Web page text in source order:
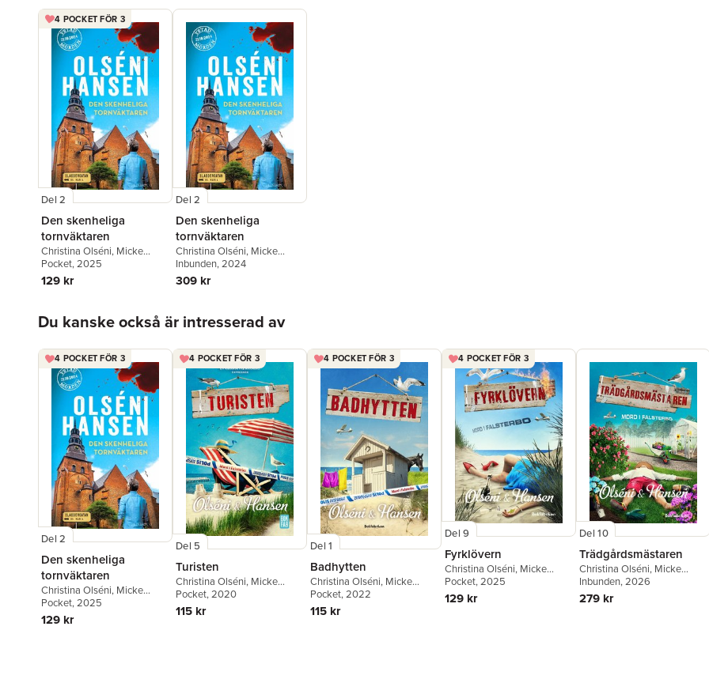
4 POCKET FÖR 3
Del 2
Den skenheliga
tornväktaren
Christina Olséni, Micke
Hansen
Pocket, 2025
129 kr
Del 2
Den skenheliga
tornväktaren
Christina Olséni, Micke
Hansen
Inbunden, 2024
309 kr
Du kanske också är intresserad av
4 POCKET FÖR 3
Del 2
Den skenheliga
tornväktaren
Christina Olséni, Micke
Hansen
Pocket, 2025
129 kr
4 POCKET FÖR 3
Del 5
Turisten
Christina Olséni, Micke
Hansen
Pocket, 2020
115 kr
4 POCKET FÖR 3
Del 1
Badhytten
Christina Olséni, Micke
Hansen
Pocket, 2022
115 kr
4 POCKET FÖR 3
Del 9
Fyrklövern
Christina Olséni, Micke
Hansen
Pocket, 2025
129 kr
Del 10
Trädgårdsmästaren
Christina Olséni, Micke
Hansen
Inbunden, 2026
279 kr